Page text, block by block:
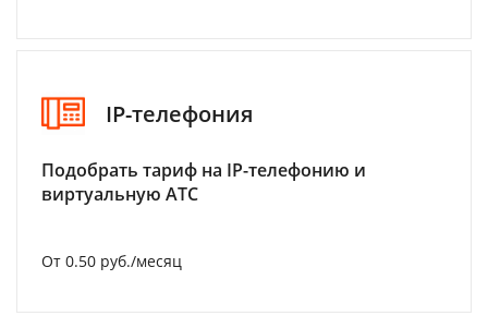
IP-телефония
Подобрать тариф на IP-телефонию и
виртуальную АТС
От 0.50 руб./месяц